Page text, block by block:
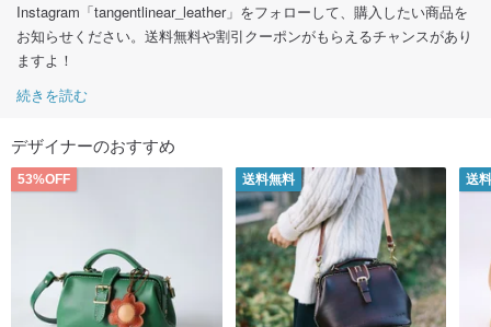
Instagram「tangentlinear_leather」をフォローして、購入したい商品を
お知らせください。送料無料や割引クーポンがもらえるチャンスがあり
ますよ！
続きを読む
デザイナーのおすすめ
53%OFF 送料無料 送